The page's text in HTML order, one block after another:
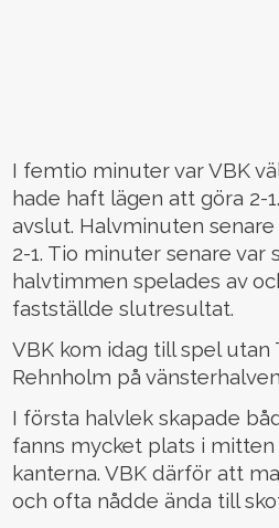
I femtio minuter var VBK
hade haft lägen att göra 2-
avslut. Halvminuten
2-1. Tio minuter senare var
halvtimmen spelades av
fastställde slutresultat.
VBK kom idag till spel
Rehnholm på
I första halvlek skapade
fanns mycket plats i
kanterna. VBK därför att
och ofta nådde ända till